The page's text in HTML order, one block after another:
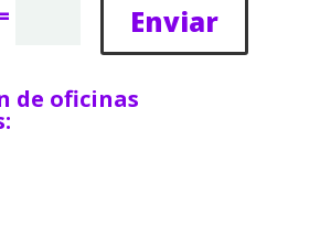
= Enviar
de oficinas